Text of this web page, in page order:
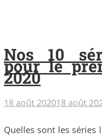
Nos 10
pour le
2020
18 août 202018 août
Quelles sont les séries